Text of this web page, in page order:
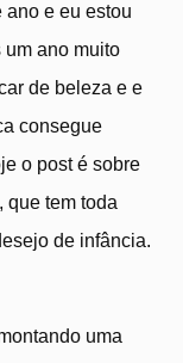
ano e eu estou
ano muito
de beleza e e
consegue
o post é sobre
que tem toda
de infância.